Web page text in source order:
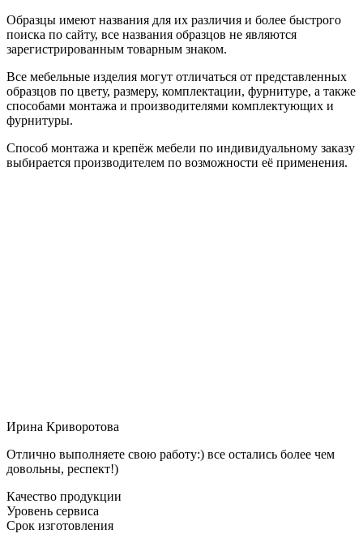
Образцы имеют названия для их различия и более быстрого
поиска по сайту, все названия образцов не являются
зарегистрированным товарным знаком.
Все мебельные изделия могут отличаться от представленных
образцов по цвету, размеру, комплектации, фурнитуре, а также
способами монтажа и производителями комплектующих и
фурнитуры.
Способ монтажа и крепёж мебели по индивидуальному заказу
выбирается производителем по возможности её применения.
Ирина Криворотова
Отлично выполняете свою работу:) все остались более чем
довольны, респект!)
Качество продукции
Уровень сервиса
Срок изготовления